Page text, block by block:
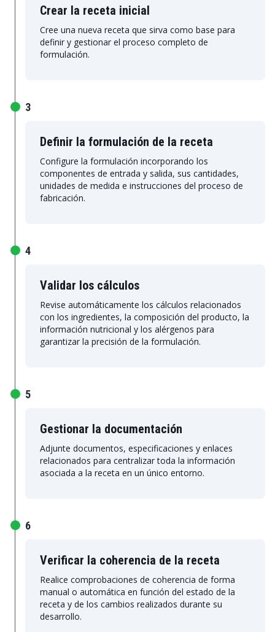
Crear la receta inicial
Cree una nueva receta que sirva como base para
definir y gestionar el proceso completo de
formulación.
Definir la formulación de la receta
Configure la formulación incorporando los
componentes de entrada y salida, sus cantidades,
unidades de medida e instrucciones del proceso de
fabricación.
3
Validar los cálculos
Revise automáticamente los cálculos relacionados
con los ingredientes, la composición del producto, la
información nutricional y los alérgenos para
garantizar la precisión de la formulación.
4
Gestionar la documentación
Adjunte documentos, especificaciones y enlaces
relacionados para centralizar toda la información
asociada a la receta en un único entorno.
5
Verificar la coherencia de la receta
Realice comprobaciones de coherencia de forma
manual o automática en función del estado de la
receta y de los cambios realizados durante su
desarrollo.
6